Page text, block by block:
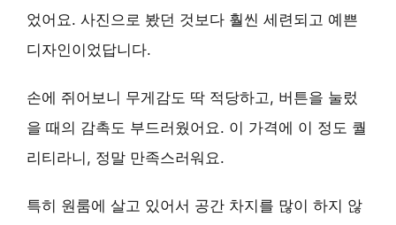
었어요. 사진으로 봤던 것보다 훨씬 세련되고 예쁜
디자인이었답니다.
손에 쥐어보니 무게감도 딱 적당하고, 버튼을 눌렀
을 때의 감촉도 부드러웠어요. 이 가격에 이 정도 퀄
리티라니, 정말 만족스러워요.
특히 원룸에 살고 있어서 공간 차지를 많이 하지 않